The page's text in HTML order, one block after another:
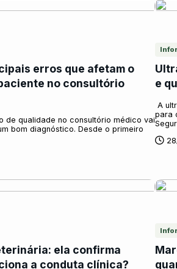
erros que afetam o
no consultório
de qualidade no consultório médico vai
bom diagnóstico. Desde o primeiro
e
A
para
ela confirma
a conduta clínica?